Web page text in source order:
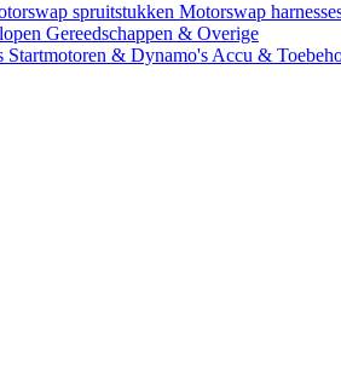
spruitstukken Motorswap
Gereedschappen & Overige
Startmotoren & Dynamo's Accu &